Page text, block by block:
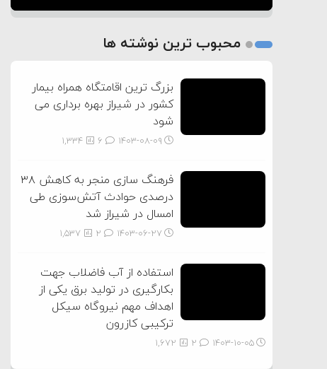
2
محبوب ترین نوشته ها
بزرگ ترین اقامتگاه همراه بیمار
کشور در شیراز بهره برداری می
شود
۱۴۰۳-۰۸-۰۹ 1,334
فرهنگ سازی منجر به کاهش ۳۸
درصدی حوادث آتش‌سوزی طی
امسال در شیراز شد
۱۴۰۳-۰۶-۲۷ 1,537
استفاده از آب فاضلاب جهت
بکارگیری در تولید برق یکی از
اهداف مهم نیروگاه سیکل
ترکیبی کازرون
۱۴۰۳-۱۰-۰۵ 1,672